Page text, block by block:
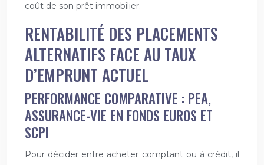
coût de son prêt immobilier.
RENTABILITÉ DES PLACEMENTS
ALTERNATIFS FACE AU TAUX
D’EMPRUNT ACTUEL
PERFORMANCE COMPARATIVE : PEA,
ASSURANCE-VIE EN FONDS EUROS ET
SCPI
Pour décider entre acheter comptant ou à crédit, il